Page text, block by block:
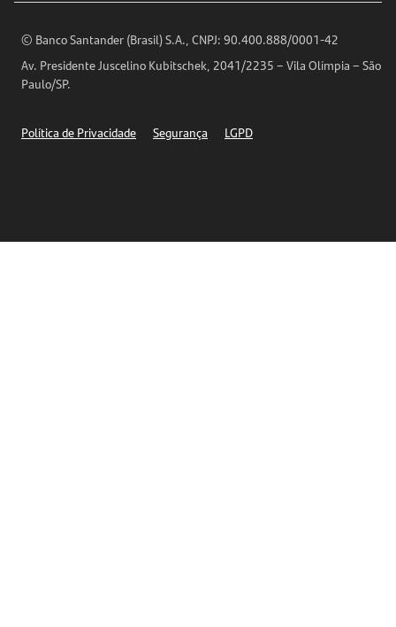
Horários de Atendimento
Telefones
© Banco Santander (Brasil) S.A., CNPJ: 90.400.888/0001-42
Av. Presidente Juscelino Kubitschek, 2041/2235 – Vila Olímpia – São
Paulo/SP.
Política de Privacidade Segurança LGPD